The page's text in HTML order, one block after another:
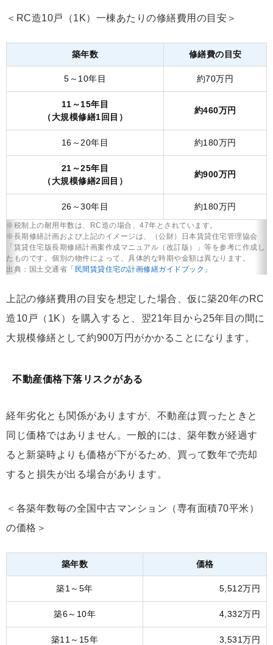
＜RC造10戸（1K）一棟あたりの修繕費用の目安＞
築年数 修繕費の目安
5～10年目 約70万円
11～15年目
（大規模修繕1回目）
約460万円
16～20年目 約180万円
21～25年目
（大規模修繕2回目）
約900万円
26～30年目 約180万円
※税制上の耐用年数は、RC造の場合、47年とされています。
※長期修繕計画および上記のイメージは、（公財）日本賃貸住宅管理協会
「賃貸住宅版長期修繕計画案作成マニュアル（改訂版）」等を参考に作成し
たものです。個別の物件によって、具体的な時期や金額は異なります。
出典：国土交通省 「民間賃貸住宅の計画修繕ガイドブック」
上記の修繕費用の目安を想定した場合、仮に築20年のRC
造10戸（1K）を購入すると、翌21年目から25年目の間に
大規模修繕として約900万円がかかることになります。
不動産価格下落リスクがある
経年劣化とも関係がありますが、不動産は買ったときと
同じ価格ではありません。一般的には、築年数が経過す
ると新築時よりも価格が下がるため、買って数年で売却
すると損失が出る場合があります。
＜各築年数毎の全国中古マンション（専有面積70平米）
の価格＞
築年数 価格
築1～5年 5,512万円
築6～10年 4,332万円
築11～15年 3,531万円